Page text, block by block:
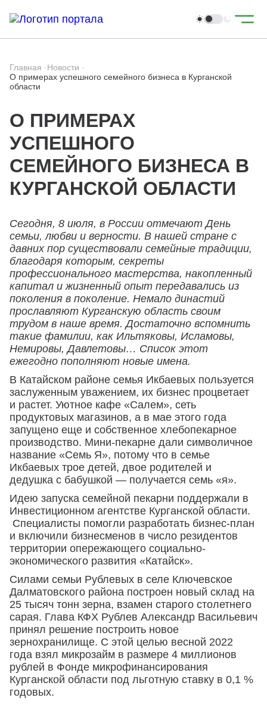
Главная ·Новости ·
О примерах успешного семейного бизнеса в Курганской
области
О ПРИМЕРАХ
УСПЕШНОГО
СЕМЕЙНОГО БИЗНЕСА В
КУРГАНСКОЙ ОБЛАСТИ
Сегодня, 8 июля, в России отмечают День
семьи, любви и верности. В нашей стране с
давних пор существовали семейные традиции,
благодаря которым, секреты
профессионального мастерства, накопленный
капитал и жизненный опыт передавались из
поколения в поколение. Немало династий
прославляют Курганскую область своим
трудом в наше время. Достаточно вспомнить
такие фамилии, как Ильтяковы, Исламовы,
Немировы, Давлетовы… Список этот
ежегодно пополняют новые имена.
В Катайском районе семья Икбаевых пользуется
заслуженным уважением, их бизнес процветает
и растет. Уютное кафе «Салем», сеть
продуктовых магазинов, а в мае этого года
запущено еще и собственное хлебопекарное
производство. Мини-пекарне дали символичное
название «Семь Я», потому что в семье
Икбаевых трое детей, двое родителей и
дедушка с бабушкой — получается семь «я».
Идею запуска семейной пекарни поддержали в
Инвестиционном агентстве Курганской области.
Специалисты помогли разработать бизнес-план
и включили бизнесменов в число резидентов
территории опережающего социально-
экономического развития «Катайск».
Силами семьи Рублевых в селе Ключевское
Далматовского района построен новый склад на
25 тысяч тонн зерна, взамен старого столетнего
сарая. Глава КФХ Рублев Александр Васильевич
принял решение построить новое
зернохранилище. С этой целью весной 2022
года взял микрозайм в размере 4 миллионов
рублей в Фонде микрофинансирования
Курганской области под льготную ставку в 0,1 %
годовых.